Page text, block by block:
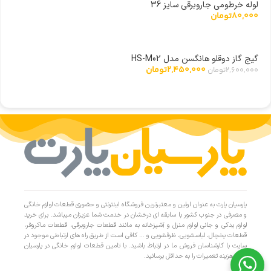
لوله خرطومی جاروبرقی سایز 36
80,000تومان
گیج گاز دوقلو هانگسن مدل HS-M02
2,600,000تومان 2,450,000تومان
پارسیان پارت به عنوان اولین و معتبرترین فروشگاه اینترنتی و حضوری قطعات لوازم خانگی
و مصرفی در جنوب کشور با سابقه ای درخشان در خدمت شما عزیزان میباشد. برای خرید
لوازم یدکی و جانی لوازم منزل و آشپزخانه به مانند قطعات جاروبرقی، قطعات ماکروفر،
قطعات یخچال، لباسشویی، ظرفشویی و … کافی است از طریق راه های ارتباطی موجود در
سایت با کارشناسان فروش ما در ارتباط باشید. با تامین قطعات لوازم خانگی در پارسیان
پارت، هزینه تعمیرات را به حداقل برسانید.